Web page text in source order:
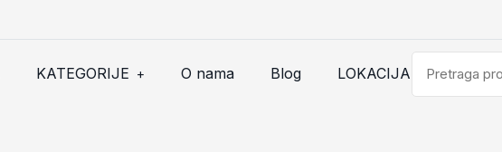
KATEGORIJE + O nama Blog LOKACIJA